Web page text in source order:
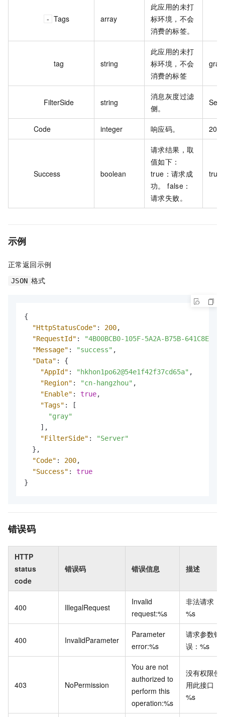
Tags array
此应用的未打
标环境，不会
消费的标签。
tag string
此应用的未打
标环境，不会
消费的标签
gray
FilterSide string
消息灰度过滤
侧。
Code integer 响应码。 200
Success boolean
请求结果，取
值如下：
true：请求成
功。 false：
请求失败。
true
示例
正常返回示例
JSON 格式
{
"HttpStatusCode" : 200,
"RequestId" :
"4B00BCB0-105F-5A2A-B75B-
"Message" : "success" ,
"Data" :
{
"AppId" : "hkhon1po62@54e1f42f37cd65a" ,
"Region" : "cn-hangzhou" ,
"Enable" : true,
"Tags" :
[
"gray"
] ,
"FilterSide" :
"Server"
} ,
"Code" : 200,
"Success" :
true
}
错误码
HTTP
status
code
错误码 错误信息 描述
400 IllegalRequest
Invalid
request:%s
非法请求：
%s
400 InvalidParameter
Parameter
error:%s
请求参数错
误：%s
403 NoPermission
You are not
authorized to
perform this
operation:%s
没有权限使
用此接口：
%s